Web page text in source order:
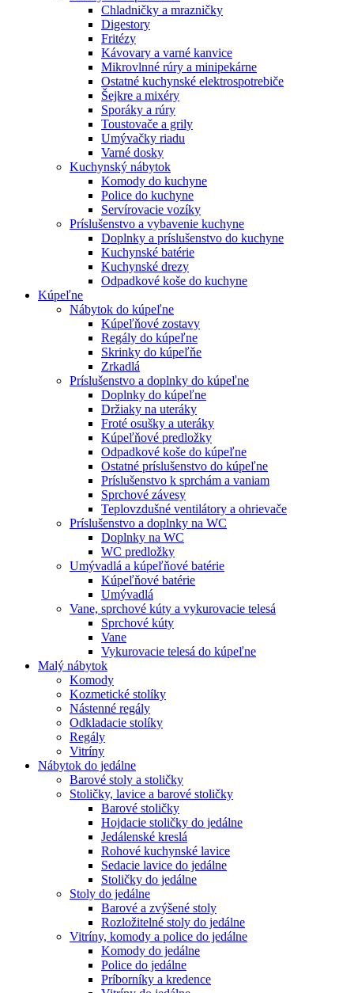
Chladničky a mrazničky
Digestory
Fritézy
Kávovary a varné kanvice
Mikrovlnné rúry a minipekárne
Ostatné kuchynské elektrospotrebiče
Šejkre a mixéry
Sporáky a rúry
Toustovače a grily
Umývačky riadu
Varné dosky
Kuchynský nábytok
Komody do kuchyne
Police do kuchyne
Servírovacie vozíky
Príslušenstvo a vybavenie kuchyne
Doplnky a príslušenstvo do kuchyne
Kuchynské batérie
Kuchynské drezy
Odpadkové koše do kuchyne
Kúpeľne
Nábytok do kúpeľne
Kúpeľňové zostavy
Regály do kúpeľne
Skrinky do kúpeľňe
Zrkadlá
Príslušenstvo a doplnky do kúpeľne
Doplnky do kúpeľne
Držiaky na uteráky
Froté osušky a uteráky
Kúpeľňové predložky
Odpadkové koše do kúpeľne
Ostatné príslušenstvo do kúpeľne
Príslušenstvo k sprchám a vaniam
Sprchové závesy
Teplovzdušné ventilátory a ohrievače
Príslušenstvo a doplnky na WC
Doplnky na WC
WC predložky
Umývadlá a kúpeľňové batérie
Kúpeľňové batérie
Umývadlá
Vane, sprchové kúty a vykurovacie telesá
Sprchové kúty
Vane
Vykurovacie telesá do kúpeľne
Malý nábytok
Komody
Kozmetické stolíky
Nástenné regály
Odkladacie stolíky
Regály
Vitríny
Nábytok do jedálne
Barové stoly a stoličky
Stoličky, lavice a barové stoličky
Barové stoličky
Hojdacie stoličky do jedálne
Jedálenské kreslá
Rohové kuchynské lavice
Sedacie lavice do jedálne
Stoličky do jedálne
Stoly do jedálne
Barové a zvýšené stoly
Rozložitelné stoly do jedálne
Vitríny, komody a police do jedálne
Komody do jedálne
Police do jedálne
Príborníky a kredence